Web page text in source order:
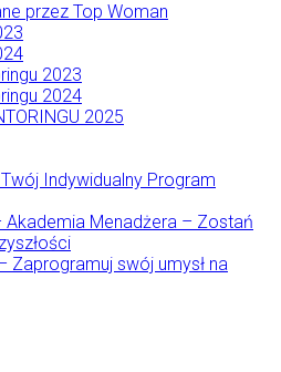
przez Top Woman
2023
2024
2025
Indywidualny Program
Akademia Menadżera – Zostań
Zaprogramuj swój umysł na